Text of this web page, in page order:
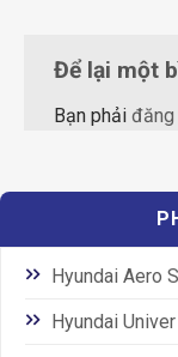
Hyundai Aero
Hyundai
Để lại một
Bạn phải đăng